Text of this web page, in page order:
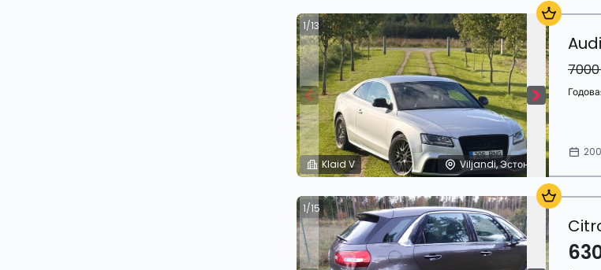
Klaid V Viljandi, Эстония
1/13
1/15